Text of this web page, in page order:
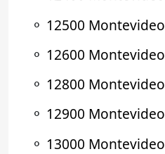
⚬ 12500 Montevideo
⚬ 12600 Montevideo
⚬ 12800 Montevideo
⚬ 12900 Montevideo
⚬ 13000 Montevideo